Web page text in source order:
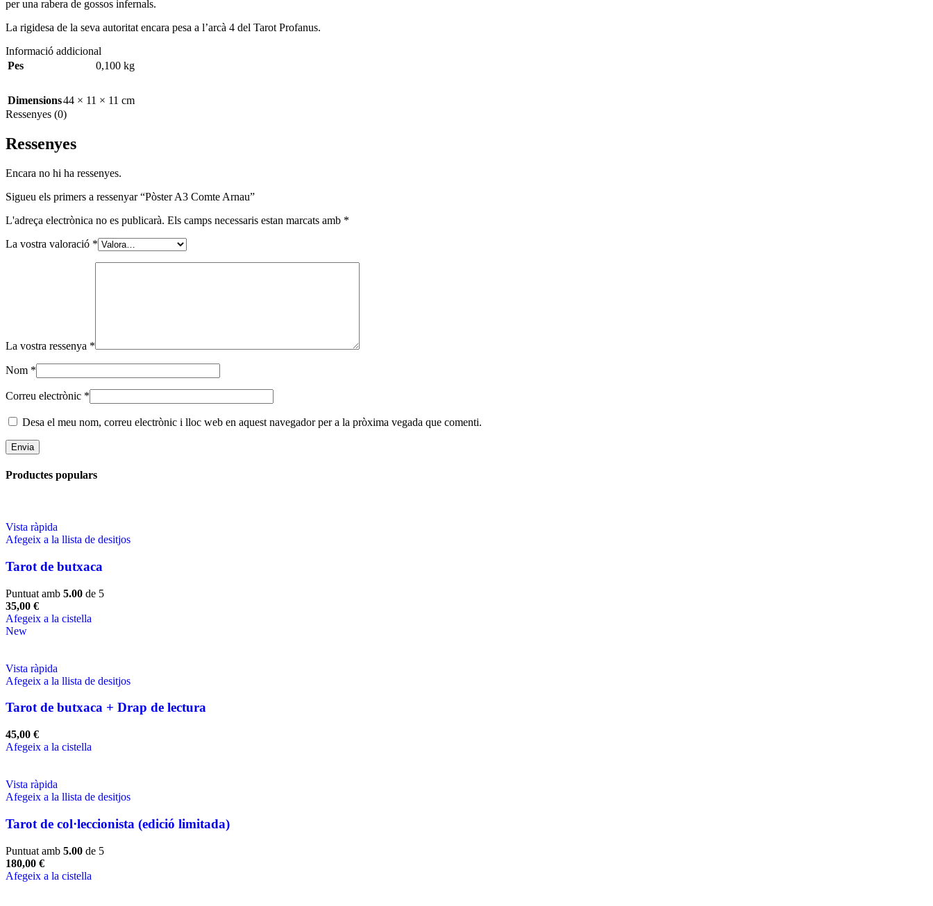
per una rabera de gossos infernals.
La rigidesa de la seva autoritat encara pesa a l’arcà 4 del Tarot Profanus.
Informació addicional
Pes
0,100 kg
Dimensions44 × 11 × 11 cm
Ressenyes (0)
Ressenyes
Encara no hi ha ressenyes.
Sigueu els primers a ressenyar “Pòster A3 Comte Arnau”
L'adreça electrònica no es publicarà. Els camps necessaris estan marcats amb *
La vostra valoració *
La vostra ressenya *
Nom *
Correu electrònic *
Desa el meu nom, correu electrònic i lloc web en aquest navegador per a la pròxima vegada que comenti.
Productes populars
Vista ràpida
Afegeix a la llista de desitjos
Tarot de butxaca
Puntuat amb 5.00 de 5
35,00 €
Afegeix a la cistella
New
Vista ràpida
Afegeix a la llista de desitjos
Tarot de butxaca + Drap de lectura
45,00 €
Afegeix a la cistella
Vista ràpida
Afegeix a la llista de desitjos
Tarot de col·leccionista (edició limitada)
Puntuat amb 5.00 de 5
180,00 €
Afegeix a la cistella